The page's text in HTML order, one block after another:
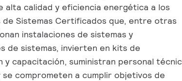
alta calidad y eficiencia energética a los
Sistemas Certificados que, entre otras
instalaciones de sistemas y
de sistemas, invierten en kits de
y capacitación, suministran personal
se comprometen a cumplir objetivos de